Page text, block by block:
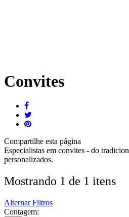
Convites
Compartilhe esta página
Especialistas em convites - do
personalizados.
Mostrando 1 de 1 itens
Alternar Filtros
Contagem: